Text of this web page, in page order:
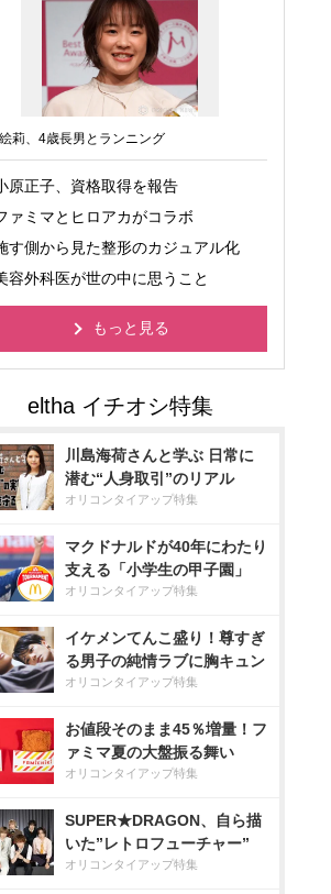
莉、4歳長男とランニング
原正子、資格取得を報告
ァミマとヒロアカがコラボ
す側から見た整形のカジュアル化
容外科医が世の中に思うこと
もっと見る
川島海荷さんと学ぶ 日常に
潜む“人身取引”のリアル
オリコンタイアップ特集
マクドナルドが40年にわたり
支える「小学生の甲子園」
オリコンタイアップ特集
イケメンてんこ盛り！尊すぎ
る男子の純情ラブに胸キュン
オリコンタイアップ特集
お値段そのまま45％増量！フ
ァミマ夏の大盤振る舞い
オリコンタイアップ特集
SUPER★DRAGON、自ら描
いた”レトロフューチャー”
オリコンタイアップ特集